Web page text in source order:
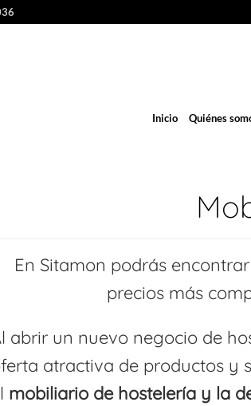
Inicio Quiénes
En Sitamon podrás
precios más
abrir un nuevo negocio de
atractiva de productos y
mobiliario de hostelería y la